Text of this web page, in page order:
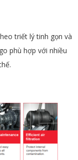
triết lý tinh gọn và
phù hợp với nhiều